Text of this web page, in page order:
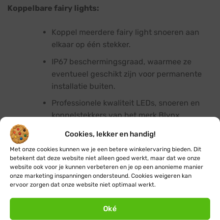
Cookies, lekker en handig!
Met onze cookies kunnen we je een betere winkelervaring bieden. Dit
betekent dat deze website niet alleen goed werkt, maar dat we onze
website ook voor je kunnen verbeteren en je op een anonieme manier
onze marketing inspanningen ondersteund. Cookies weigeren kan
ervoor zorgen dat onze website niet optimaal werkt.
Oké
Koppelbare fairy lights:
Koppel meerdere fairy light snoeren aan
elkaar op één stekker.
IP67 beschermingsgraad, waarmee ze
eventueel geschikt zijn voor permanente
installatie buiten.
Professionele kwaliteit LEDs, snoeren en
koppelstekkers van het merk Blynx.
Twinkly RGB(W) fairy lights:
Innovatieve slimme verlichting met app-
bediening.
een magische sfeerverlichting.